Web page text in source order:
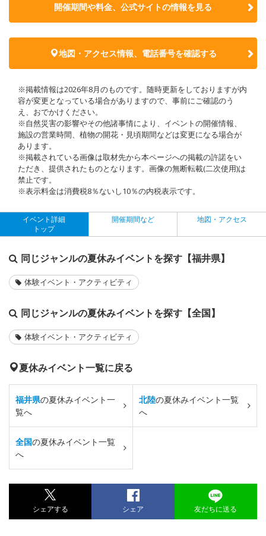
開催期間や料金、公式サイトの情報を見る
地図・アクセス情報、電話番号を確認する
※掲載情報は2026年8月のものです。随時更新をしておりますが内
容が変更となっている場合がありますので、事前にご確認のう
え、おでかけください。
※自然災害の影響やその他諸事情により、イベントの開催情報、
施設の営業時間、植物の開花・見頃期間などは変更になる場合が
あります。
※掲載されている画像は取材先から本ページへの掲載の許諾をい
ただき、提供されたものとなります。画像の無断転載(二次使用)は
禁止です。
※表示料金は消費税8％ないし10％の内税表示です。
イベント詳細
トップ
開催期間など 地図・アクセス
同じジャンルの夏休みイベントを探す【福井県】
体験イベント・アクティビティ
同じジャンルの夏休みイベントを探す【全国】
体験イベント・アクティビティ
夏休みイベント一覧に戻る
福井県の夏休みイベント一
覧へ
北陸の夏休みイベント一覧
へ
全国の夏休みイベント一覧
へ
シェアする シェア 友だちに送る